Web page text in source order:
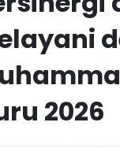
2026